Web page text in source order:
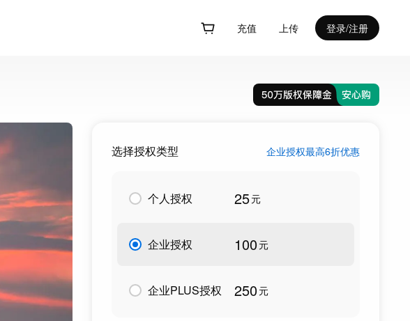
充值 上传 登录/注册
选择授权类型 企业授权最高6折优惠
个人授权 25元
企业授权 100 元
企业PLUS授权 250元